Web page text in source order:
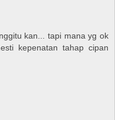
kan... tapi mana yg ok
kepenatan tahap cipan